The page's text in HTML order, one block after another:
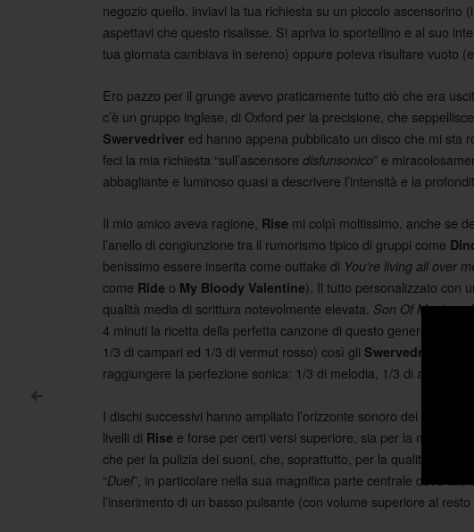
Post navigation
<
negozio quello, inviavi la tua richiesta su un piccolo ascensorino
aspettavi che questo risalisse. Si apriva lo sportellino e al suo
tua giornata cambiava in sereno) oppure poteva risultare vuoto
Ero pazzo per il grunge avevo praticamente tutto ciò che era
c’è un gruppo inglese, di Oxford per la precisione, che
Swervedriver ed hanno appena pubblicato un disco che mi sta
feci la mia richiesta “sull’ascensore disfunsonico” e
abbagliante e luminoso quasi a descrivere l’intensità e la
Il mio amico aveva ragione, Rise mi colpì moltissimo, anche se
l’anello di congiunzione tra il rumorismo tipico di gruppi come
benissimo essere inserita come outtake di You’re living all over
come Ride o My Bloody Valentine). Il tutto personalizzato con
qualità media di scrittura notevolmente elevata. Son Of Mustang
4 minuti la ricetta della perfetta canzone di questo genere.
1/3 di campari ed 1/3 di vermut rosso) così gli Swervedriver
raggiungere la perfezione sonica: 1/3 di melodia, 1/3 di
I dischi successivi hanno ampliato l’orizzonte sonoro dei nostri, il
livelli di Rise e forse per certi versi superiore, sia per la maturità
che per la pulizia dei suoni, che, soprattutto, per la qualità
“Duel”, in particolare nella sua magnifica parte centrale dove alle
l’inserimento di un basso pulsante (con volume superiore al